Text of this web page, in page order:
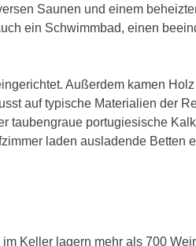
Saunen und einem
ein Schwimmbad, einen
Außerdem kamen
auf typische Materialien der
taubengraue portugiesische
laden ausladende Betten
Keller lagern mehr als 700